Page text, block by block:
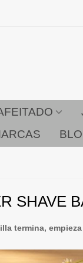
SHAVE
termina,